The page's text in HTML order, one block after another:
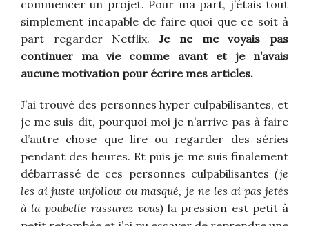
commencer un projet. Pour ma part, j’étais tout
simplement incapable de faire quoi que ce soit à
part regarder Netflix.Je ne me voyais pas
continuer ma vie comme avant et je n’avais
aucune motivation pour écrire mes articles.
J’ai trouvé des personnes hyper culpabilisantes, et
je me suis dit, pourquoi moi je n’arrive pas à faire
d’autre chose que lire ou regarder des séries
pendant des heures. Et puis je me suis finalement
débarrassé de ces personnes culpabilisantes (je
les ai juste unfollow ou masqué, je ne les ai pas jetés
à la poubelle rassurez vous)la pression est petit à